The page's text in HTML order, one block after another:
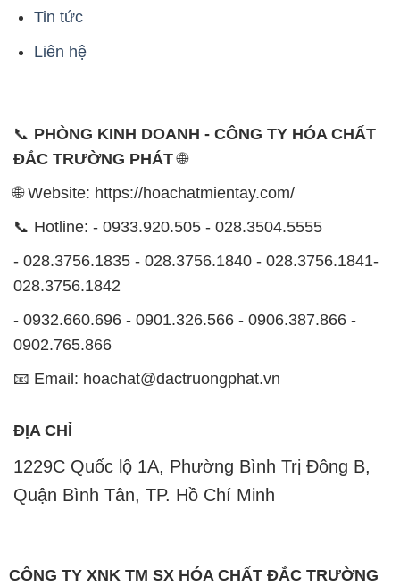
Tin tức
Liên hệ
📞 PHÒNG KINH DOANH - CÔNG TY HÓA CHẤT
ĐẮC TRƯỜNG PHÁT🌐
🌐 Website: https://hoachatmientay.com/
📞 Hotline: - 0933.920.505 - 028.3504.5555
- 028.3756.1835 - 028.3756.1840 - 028.3756.1841-
028.3756.1842
- 0932.660.696 - 0901.326.566 - 0906.387.866 -
0902.765.866
📧 Email: hoachat@dactruongphat.vn
ĐỊA CHỈ
1229C Quốc lộ 1A, Phường Bình Trị Đông B,
Quận Bình Tân, TP. Hồ Chí Minh
CÔNG TY XNK TM SX HÓA CHẤT ĐẮC TRƯỜNG